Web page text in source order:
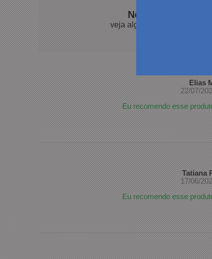
Nossos clientes
veja algumas avaliações de
Elias
22/07/
Eu recomendo esse
Tatiana
17/06/
Eu recomendo esse